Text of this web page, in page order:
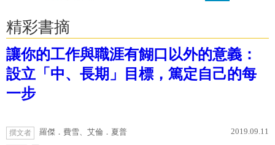
精彩書摘
讓你的工作與職涯有餬口以外的意義：
設立「中、長期」目標，篤定自己的每
一步
撰文者 羅傑．費雪、艾倫．夏普 2019.09.11